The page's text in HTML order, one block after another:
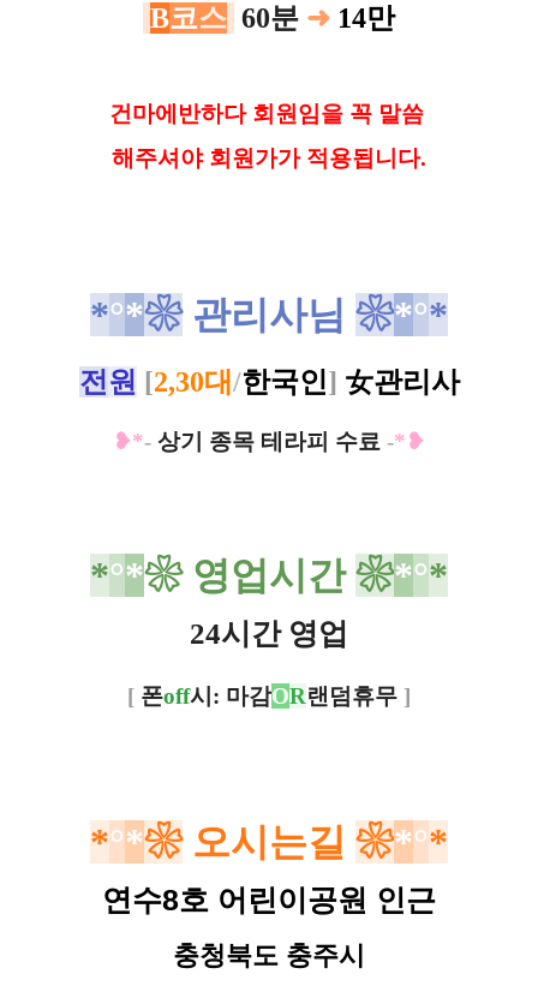
B코스 60분 ➜ 14만
건마에반하다 회원임을 꼭 말씀
해 주셔야 회원가가 적용됩니다.
*°*❀관리사님 ❀*°*
전원 [2,30대/한국인] 女관리사
❥*- 상기 종목 테라피 수료 -*❥
*°*❀ 영업시간 ❀*°*
24시간 영업
[ 폰off시: 마감OR랜덤휴무 ]
*°*❀오시는길 ❀*°*
연수8호 어린이공원 인근
충청북도 충주시